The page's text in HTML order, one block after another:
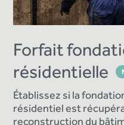
Forfait
résidentielle
Établissez si la
résidentiel est
reconstruction du